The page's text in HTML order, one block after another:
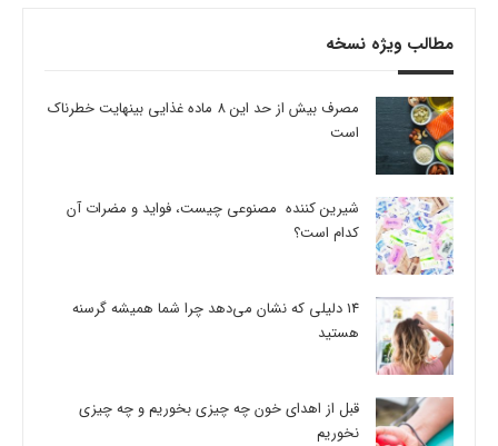
مطالب ویژه نسخه
مصرف بیش از حد این 8 ماده غذایی بینهایت خطرناک
است
شیرین کننده مصنوعی چیست، فواید و مضرات آن
کدام است؟
14 دلیلی که نشان می‌دهد چرا شما همیشه گرسنه
هستید
قبل از اهدای خون چه چیزی بخوریم و چه چیزی
نخوریم